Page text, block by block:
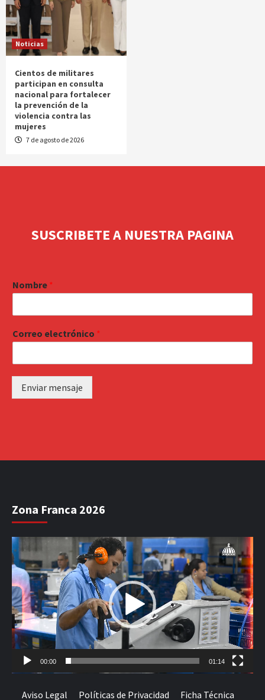
Noticias
Cientos de militares
participan en consulta
nacional para fortalecer
la prevención de la
violencia contra las
mujeres
7 de agosto de 2026
SUSCRIBETE A NUESTRA PAGINA
Nombre *
Correo electrónico *
Enviar mensaje
Zona Franca 2026
Reproductor
de
vídeo
00:00 01:14
Aviso Legal Políticas de Privacidad Ficha Técnica